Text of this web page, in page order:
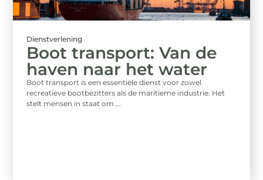
Dienstverlening
Boot transport: Van de
haven naar het water
Boot transport is een essentiële dienst voor zowel
recreatieve bootbezitters als de maritieme industrie. Het
stelt mensen in staat om ...